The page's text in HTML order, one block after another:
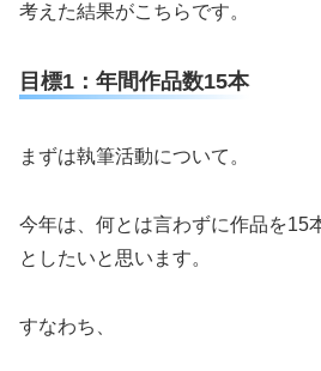
考えた結果がこちらです。
目標1：年間作品数15本
まずは執筆活動について。
今年は、何とは言わずに作品を15
としたいと思います。
すなわち、